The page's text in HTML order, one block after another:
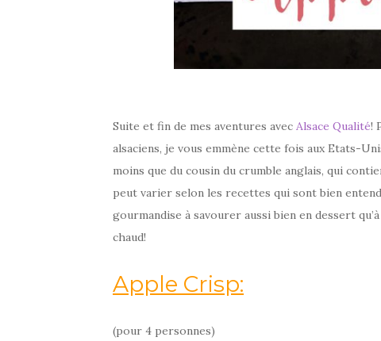
Suite et fin de mes aventures avec Alsace Qualité!
alsaciens, je vous emmène cette fois aux Etats-
moins que du cousin du crumble anglais, qui
peut varier selon les recettes qui sont bien
gourmandise à savourer aussi bien en dessert
chaud!
Apple Crisp:
(pour 4 personnes)